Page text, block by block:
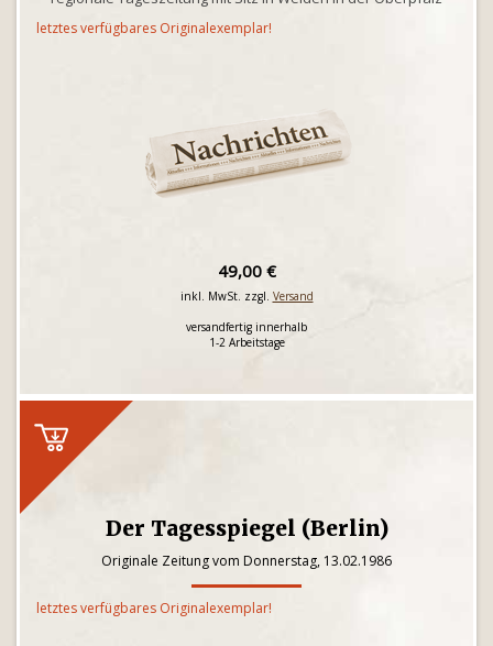
letztes verfügbares Originalexemplar!
49,00 €
inkl. MwSt. zzgl. Versand
versandfertig innerhalb
1-2 Arbeitstage
Der Tagesspiegel (Berlin)
Originale Zeitung vom Donnerstag, 13.02.1986
letztes verfügbares Originalexemplar!